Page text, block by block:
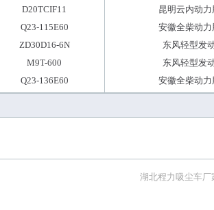
D20TCIF11
Q23-115E60
ZD30D16-6N
M9T-600
Q23-136E60
昆明云内动
安徽全柴动
东风轻型发
东风轻型发
安徽全柴动
湖北程力 吸尘车